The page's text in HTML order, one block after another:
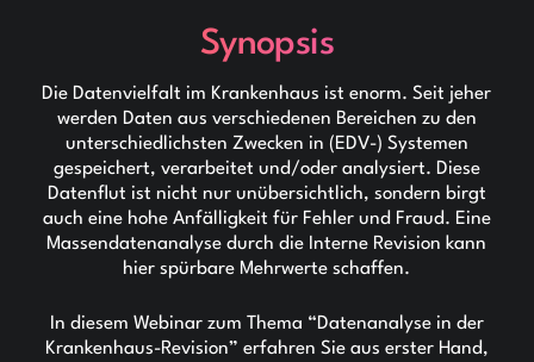
Synopsis
Die Datenvielfalt im Krankenhaus ist enorm. Seit jeher
werden Daten aus verschiedenen Bereichen zu den
unterschiedlichsten Zwecken in (EDV-) Systemen
gespeichert, verarbeitet und/oder analysiert. Diese
Datenflut ist nicht nur unübersichtlich, sondern birgt
auch eine hohe Anfälligkeit für Fehler und Fraud. Eine
Massendatenanalyse durch die Interne Revision kann
hier spürbare Mehrwerte schaffen.
In diesem Webinar zum Thema “Datenanalyse in der
Krankenhaus-Revision” erfahren Sie aus erster Hand,